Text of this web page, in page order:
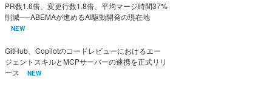
PR数1.6倍、変更行数1.8倍、平均マージ時間37%
削減──ABEMAが進めるAI駆動開発の現在地
NEW
GitHub、Copilotのコードレビューにおけるエー
ジェントスキルとMCPサーバーの連携を正式リリ
ース
NEW